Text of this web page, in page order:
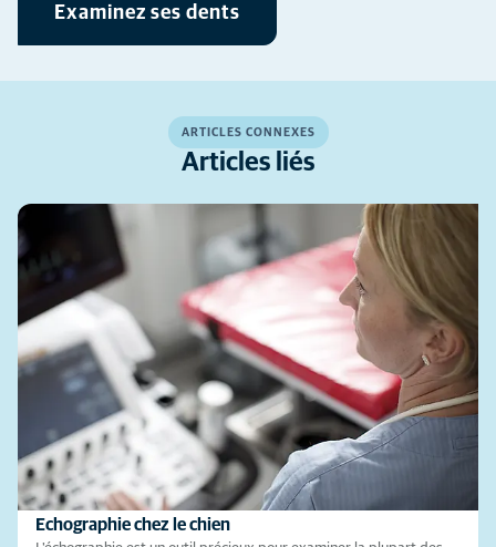
Examinez ses dents
ARTICLES CONNEXES
Articles liés
Echographie chez le chien